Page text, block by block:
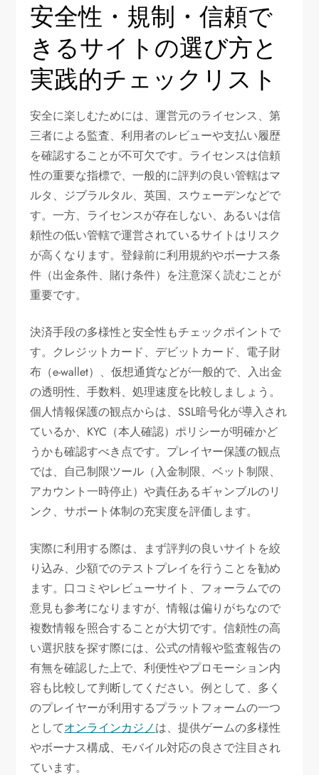
安全性・規制・信頼で
きるサイトの選び方と
実践的チェックリスト
安全に楽しむためには、運営元のライセンス、第
三者による監査、利用者のレビューや支払い履歴
を確認することが不可欠です。ライセンスは信頼
性の重要な指標で、一般的に評判の良い管轄はマ
ルタ、ジブラルタル、英国、スウェーデンなどで
す。一方、ライセンスが存在しない、あるいは信
頼性の低い管轄で運営されているサイトはリスク
が高くなります。登録前に利用規約やボーナス条
件（出金条件、賭け条件）を注意深く読むことが
重要です。
決済手段の多様性と安全性もチェックポイントで
す。クレジットカード、デビットカード、電子財
布（e-wallet）、仮想通貨などが一般的で、入出金
の透明性、手数料、処理速度を比較しましょう。
個人情報保護の観点からは、SSL暗号化が導入され
ているか、KYC（本人確認）ポリシーが明確かど
うかも確認すべき点です。プレイヤー保護の観点
では、自己制限ツール（入金制限、ベット制限、
アカウント一時停止）や責任あるギャンブルのリ
ンク、サポート体制の充実度を評価します。
実際に利用する際は、まず評判の良いサイトを絞
り込み、少額でのテストプレイを行うことを勧め
ます。口コミやレビューサイト、フォーラムでの
意見も参考になりますが、情報は偏りがちなので
複数情報を照合することが大切です。信頼性の高
い選択肢を探す際には、公式の情報や監査報告の
有無を確認した上で、利便性やプロモーション内
容も比較して判断してください。例として、多く
のプレイヤーが利用するプラットフォームの一つ
としてオンラインカジノは、提供ゲームの多様性
やボーナス構成、モバイル対応の良さで注目され
ています。